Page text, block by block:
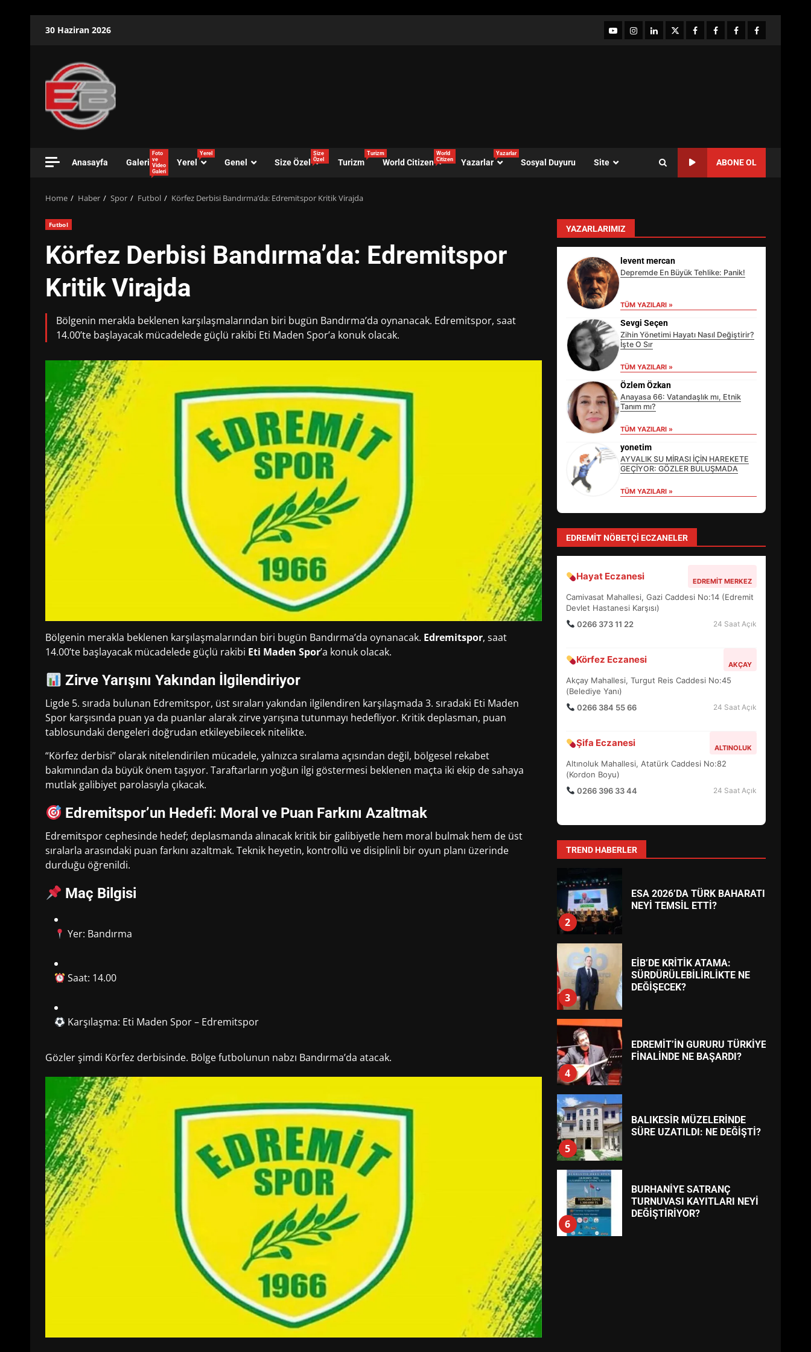
30 Haziran 2026 YouTubeInstagram
LinkedIntwitterfacebook-Facebook-
Facebook-Facebook-
Anasayfa Galeri
Foto
ve
Video
Galeri
Yerel
Yerel
Genel Size Özel
Size
Özel
Turizm
Turizm
World Citizen
World
Citizen
Yazarlar
Yazarlar
Sosyal Duyuru Site ABONE OL
Home Haber Spor Futbol Körfez Derbisi Bandırma’da: Edremitspor Kritik Virajda
Futbol
Körfez Derbisi Bandırma’da: Edremitspor
Kritik Virajda
Bölgenin merakla beklenen karşılaşmalarından biri bugün Bandırma’da oynanacak. Edremitspor, saat
14.00’te başlayacak mücadelede güçlü rakibi Eti Maden Spor’a konuk olacak.
Bölgenin merakla beklenen karşılaşmalarından biri bugün Bandırma’da oynanacak. Edremitspor, saat
14.00’te başlayacak mücadelede güçlü rakibi Eti Maden Spor’a konuk olacak.
Zirve Yarışını Yakından İlgilendiriyor
Ligde 5. sırada bulunan Edremitspor, üst sıraları yakından ilgilendiren karşılaşmada 3. sıradaki Eti Maden
Spor karşısında puan ya da puanlar alarak zirve yarışına tutunmayı hedefliyor. Kritik deplasman, puan
tablosundaki dengeleri doğrudan etkileyebilecek nitelikte.
“Körfez derbisi” olarak nitelendirilen mücadele, yalnızca sıralama açısından değil, bölgesel rekabet
bakımından da büyük önem taşıyor. Taraftarların yoğun ilgi göstermesi beklenen maçta iki ekip de sahaya
mutlak galibiyet parolasıyla çıkacak.
Edremitspor’un Hedefi: Moral ve Puan Farkını Azaltmak
Edremitspor cephesinde hedef; deplasmanda alınacak kritik bir galibiyetle hem moral bulmak hem de üst
sıralarla arasındaki puan farkını azaltmak. Teknik heyetin, kontrollü ve disiplinli bir oyun planı üzerinde
durduğu öğrenildi.
Maç Bilgisi
Yer: Bandırma
Saat: 14.00
Karşılaşma: Eti Maden Spor – Edremitspor
Gözler şimdi Körfez derbisinde. Bölge futbolunun nabzı Bandırma’da atacak.
YAZARLARIMIZ
levent mercan
Depremde En Büyük Tehlike: Panik!
TÜM YAZILARI »
Sevgi Seçen
Zihin Yönetimi Hayatı Nasıl Değiştirir?
İşte O Sır
TÜM YAZILARI »
Özlem Özkan
Anayasa 66: Vatandaşlık mı, Etnik
Tanım mı?
TÜM YAZILARI »
yonetim
AYVALIK SU MİRASI İÇİN HAREKETE
GEÇİYOR: GÖZLER BULUŞMADA
TÜM YAZILARI »
EDREMIT NÖBETÇI ECZANELER
Hayat Eczanesi EDREMIT MERKEZ
Camivasat Mahallesi, Gazi Caddesi No:14 (Edremit
Devlet Hastanesi Karşısı)
0266 373 11 22
24 Saat Açık
Körfez Eczanesi AKÇAY
Akçay Mahallesi, Turgut Reis Caddesi No:45
(Belediye Yanı)
0266 384 55 66
24 Saat Açık
Şifa Eczanesi ALTINOLUK
Altınoluk Mahallesi, Atatürk Caddesi No:82
(Kordon Boyu)
0266 396 33 44
24 Saat Açık
TREND HABERLER
EİB’DE KRİTİK ATAMA:
SÜRDÜRÜLEBİLİRLİKTE NE
DEĞİŞECEK?
4
EDREMİT’İN GURURU TÜRKİYE
FİNALİNDE NE BAŞARDI?
5
BALIKESİR MÜZELERİNDE
SÜRE UZATILDI: NE DEĞİŞTİ?
6
BURHANİYE SATRANÇ
DEĞİŞTİRİYOR?
7
BURHANİYE
BELEDİYESPOR’DA YENİ
YÖNETİM NASIL ŞEKİLLENDİ?
1
HAREKETE GEÇİYOR: GÖZLER
2
ESA 2026’DA TÜRK BAHARATI
NEYİ TEMSİL ETTİ?
3
EİB’DE KRİTİK ATAMA:
SÜRDÜRÜLEBİLİRLİKTE NE
DEĞİŞECEK?
4
EDREMİT’İN GURURU TÜRKİYE
FİNALİNDE NE BAŞARDI?
5
BALIKESİR MÜZELERİNDE
SÜRE UZATILDI: NE DEĞİŞTİ?
6
BURHANİYE SATRANÇ
TURNUVASI KAYITLARI NEYİ
DEĞİŞTİRİYOR?